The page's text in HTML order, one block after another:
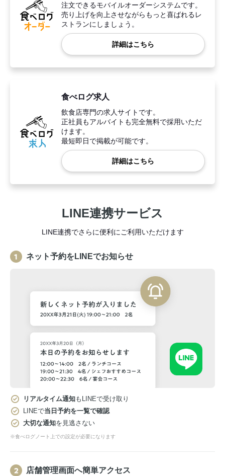
注文できるモバイルオーダーシステムです。
売り上げを向上させながらもっと喜ばれるレ
ストランにしましょう。
詳細はこちら
食べログ求人
飲食店専門の求人サイトです。
正社員もアルバイトも完全無料で採用いただ
けます。
最短即日で掲載が可能です。
詳細はこちら
LINE連携サービス
LINE連携でさらに便利にご利用いただけます
ネット予約をLINEでお知らせ
リアルタイム通知もLINEで受け取り
LINEで当日予約を一覧で確認
大切な通知を見逃さない
※食べログノート上での設定が必要になります
店舗管理画面へ簡単アクセス